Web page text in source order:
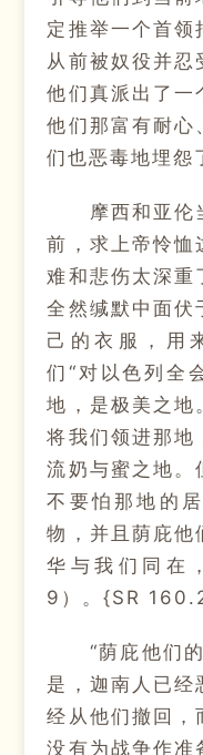
定推举一个首领
从前被奴役并忍
他们真派出了一
他们那富有耐心
们也恶毒地埋
摩西和亚伦当
前，求上帝怜恤
难和悲伤太深重
全然缄默中面伏
己的衣服，用
们“对以色列全
地，是极美之地
将我们领进那地
流奶与蜜之地。
不要怕那地的
物，并且荫庇他
华与我们同在
9）。{SR
“荫庇他们的
是，迦南人已经
经从他们撤回，
没有为战争作准